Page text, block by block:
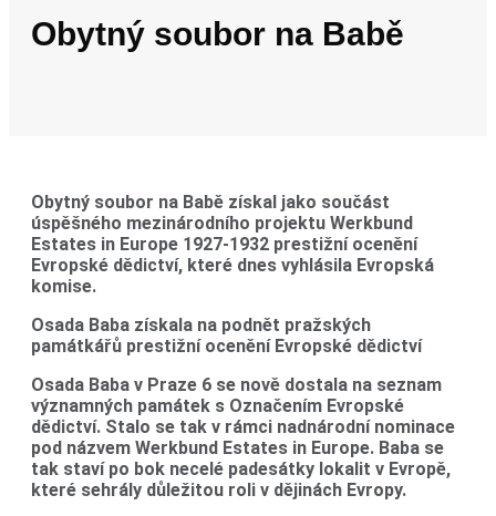
Obytný soubor na Babě
Obytný soubor na Babě získal jako součást
úspěšného mezinárodního projektu Werkbund
Estates in Europe 1927-1932 prestižní ocenění
Evropské dědictví, které dnes vyhlásila Evropská
komise.
Osada Baba získala na podnět pražských
památkářů prestižní ocenění Evropské dědictví
Osada Baba v Praze 6 se nově dostala na seznam
významných památek s Označením Evropské
dědictví. Stalo se tak v rámci nadnárodní nominace
pod názvem Werkbund Estates in Europe. Baba se
tak staví po bok necelé padesátky lokalit v Evropě,
které sehrály důležitou roli v dějinách Evropy.